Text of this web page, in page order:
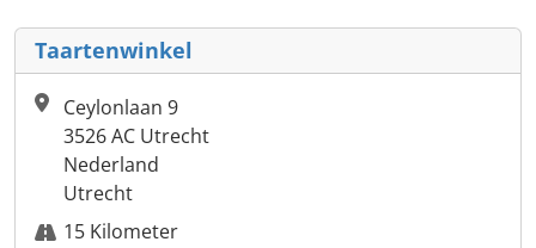
Taartenwinkel
Ceylonlaan 9
3526 AC Utrecht
Nederland
Utrecht
15 Kilometer